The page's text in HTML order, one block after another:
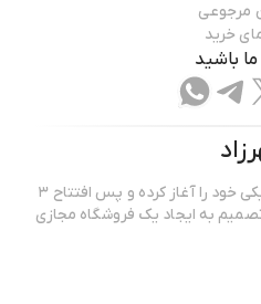
مرجوعی
خرید
ما باشید
کالای شهرزاد از سال 13۸۸ فعایت فیزیکی خود را آغاز کرده و پس افتتاح ۳
به ایجاد یک فروشگاه مجازی